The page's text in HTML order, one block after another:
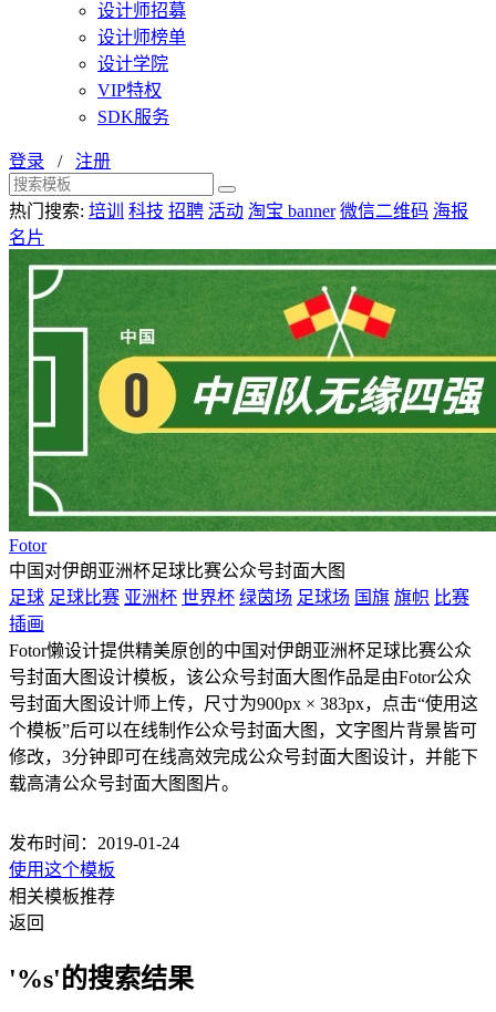
设计师招募
设计师榜单
设计学院
VIP特权
SDK服务
登录 / 注册
热门搜索: 培训 科技 招聘 活动 淘宝 banner 微信二维码 海报
名片
Fotor
中国对伊朗亚洲杯足球比赛公众号封面大图
足球 足球比赛 亚洲杯 世界杯 绿茵场 足球场 国旗 旗帜 比赛
插画
Fotor懒设计提供精美原创的中国对伊朗亚洲杯足球比赛公众
号封面大图设计模板，该公众号封面大图作品是由Fotor公众
号封面大图设计师上传，尺寸为900px × 383px，点击“使用这
个模板”后可以在线制作公众号封面大图，文字图片背景皆可
修改，3分钟即可在线高效完成公众号封面大图设计，并能下
载高清公众号封面大图图片。
发布时间：2019-01-24
使用这个模板
相关模板推荐
返回
'%s'的搜索结果